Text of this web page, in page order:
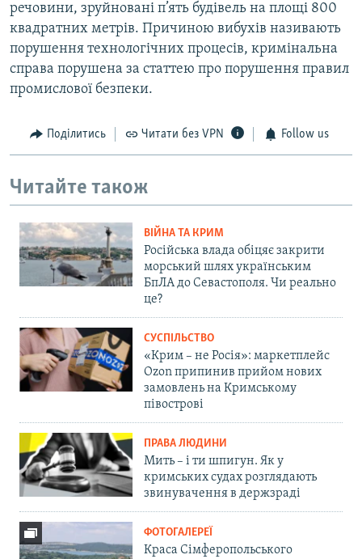
речовини, зруйновані п’ять будівель на площі 800
квадратних метрів. Причиною вибухів називають
порушення технологічних процесів, кримінальна
справа порушена за статтею про порушення правил
промислової безпеки.
Поділитись Читати без VPN Follow us
Читайте також
ВІЙНА ТА КРИМ
Російська влада обіцяє закрити
морський шлях українським
БпЛА до Севастополя. Чи реально
це?
СУСПІЛЬСТВО
«Крим – не Росія»: маркетплейс
Ozon припинив прийом нових
замовлень на Кримському
півострові
ПРАВА ЛЮДИНИ
Мить – і ти шпигун. Як у
кримських судах розглядають
звинувачення в держзраді
ФОТОГАЛЕРЕЇ
Краса Сімферопольського